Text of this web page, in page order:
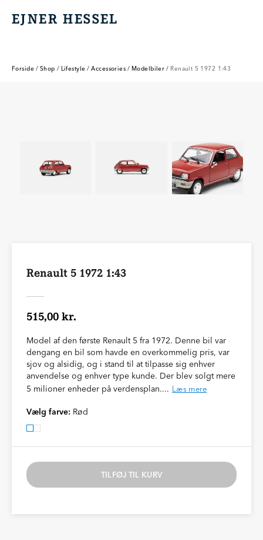
EJNER HESSEL
EJNER HESSEL
Forside / Shop / Lifestyle / Accessories / Modelbiler / Renault 5 1972 1:43
Renault 5 1972 1:43
515,00 kr.
Model af den første Renault 5 fra 1972. Denne bil var
dengang en bil som havde en overkommelig pris, var
sjov og alsidig, og i stand til at tilpasse sig enhver
anvendelse og enhver type kunde. Der blev solgt mere
5 milioner enheder på verdensplan.... Læs mere
Vælg farve: Rød
TILFØJ TIL KURV